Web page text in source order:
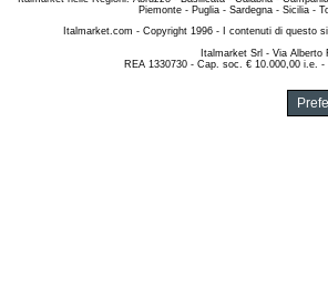
Piemonte - Puglia -Sardegna -Sicilia -
Italmarket.com - Copyright 1996 - I contenuti di questo
Italmarket Srl - Via Alberto
REA 1330730 - Cap. soc. € 10.000,00 i.e.